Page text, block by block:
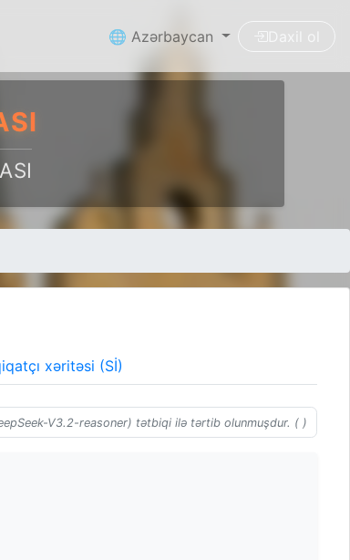
🌐 Azərbaycan Daxil ol
xəritəsi (Sİ)
V3.2-reasoner) tətbiqi ilə tərtib olunmuşdur. ( )